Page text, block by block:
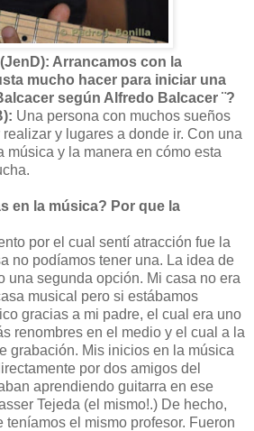
Arrancamos con la
mucho hacer para iniciar una
según Alfredo Balcacer ¨?
Una persona con muchos sueños
y lugares a donde ir. Con una
música y la manera en cómo esta
en la música? Por que la
por el cual sentí atracción fue la
no podíamos tener una. La idea de
una segunda opción. Mi casa no era
musical pero si estábamos
gracias a mi padre, el cual era uno
renombres en el medio y el cual a la
grabación. Mis inicios en la música
por dos amigos del
aprendiendo guitarra en ese
Tejeda (el mismo!.) De hecho,
teníamos el mismo profesor. Fueron